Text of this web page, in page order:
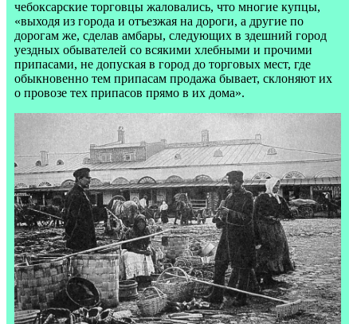
чебоксарские торговцы жаловались, что многие купцы,
«выходя из города и отъезжая на дороги, а другие по
дорогам же, сделав амбары, следующих в здешний город
уездных обывателей со всякими хлебными и прочими
припасами, не допуская в город до торговых мест, где
обыкновенно тем припасам продажа бывает, склоняют их
о провозе тех припасов прямо в их дома».